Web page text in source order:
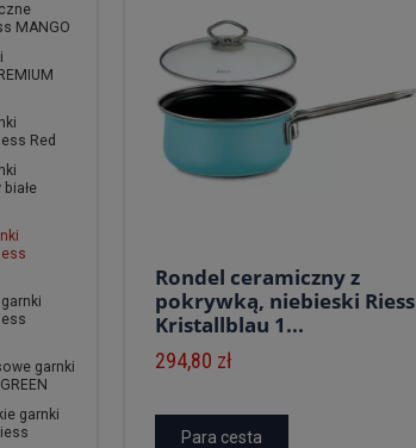
Rondel ceramiczny z
pokrywką, niebieski Riess
Kristallblau 1...
294,80 zł
Para cesta
MANGO
Red
garnki
garnki